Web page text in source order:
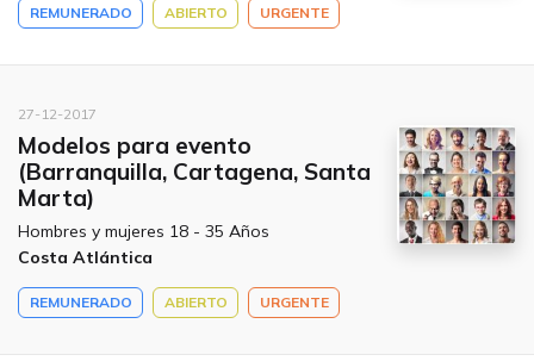
REMUNERADO ABIERTO URGENTE
27-12-2017
Modelos para evento
(Barranquilla, Cartagena, Santa
Marta)
Hombres y mujeres 18 - 35 Años
Costa Atlántica
REMUNERADO ABIERTO URGENTE